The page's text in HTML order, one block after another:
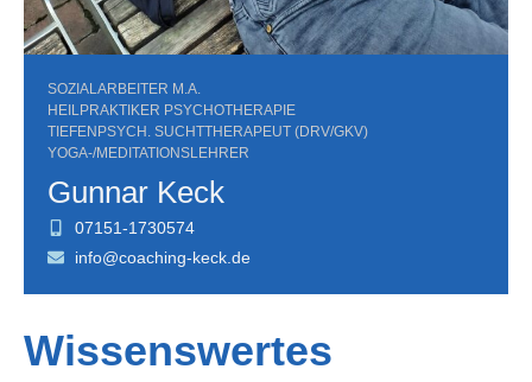
SOZIALARBEITER M.A.
HEILPRAKTIKER PSYCHOTHERAPIE
TIEFENPSYCH. SUCHTTHERAPEUT (DRV/GKV)
YOGA-/MEDITATIONSLEHRER
Gunnar Keck
07151-1730574
info@coaching-keck.de
Wissenswertes